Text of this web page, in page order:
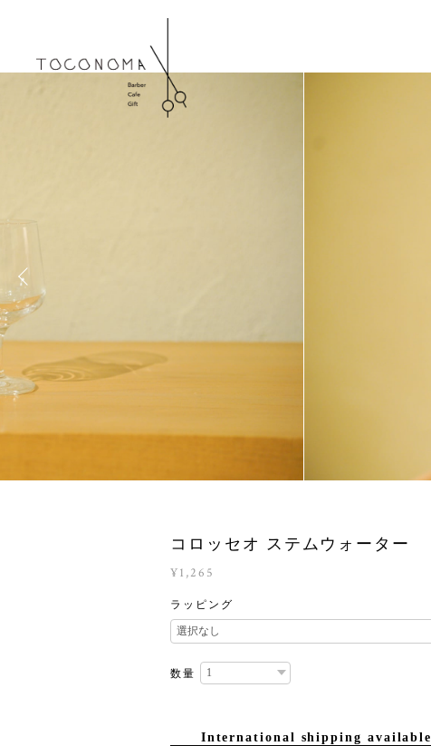
コロッセオ ステムウォーター
¥1,265
ラッピング
数量
International shipping available